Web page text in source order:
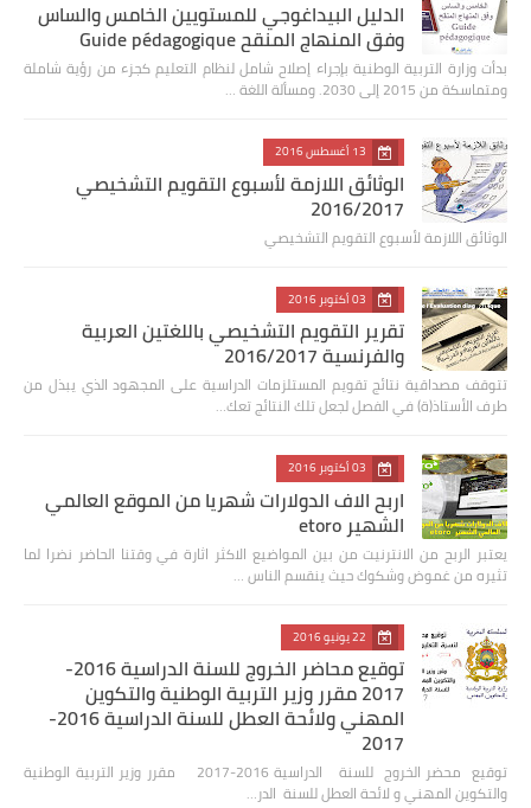
الدليل البيداغوجي للمستويين الخامس والساس
وفق المنهاج المنقح Guide pédagogique
بدأت وزارة التربية الوطنية بإجراء إصلاح شامل لنظام التعليم كجزء من رؤية شاملة
ومتماسكة من 2015 إلى 2030. ومسألة اللغة …
13 أغسطس 2016
الوثائق اللازمة لأسبوع التقويم التشخيصي
2016/2017
الوثائق اللازمة لأسبوع التقويم التشخيصي
03 أكتوبر 2016
تقرير التقويم التشخيصي باللغتين العربية
والفرنسية 2016/2017
تتوقف مصداقية نتائج تقويم المستلزمات الدراسية على المجهود الذي يبذل من
طرف الأستاذ(ة) في الفصل لجعل تلك النتائج تعك…
03 أكتوبر 2016
اربح الاف الدولارات شهريا من الموقع العالمي
الشهير etoro
يعتبر الربح من الانترنيت من بين المواضيع الاكثر اثارة في وقتنا الحاضر نضرا لما
تثيره من غموض وشكوك حيث ينقسم الناس …
22 يونيو 2016
توقيع محاضر الخروج للسنة الدراسية 2016-
2017 مقرر وزير التربية الوطنية والتكوين
المهني ولائحة العطل للسنة الدراسية 2016-
2017
توقيع محضر الخروج للسنة الدراسية 2016-2017 مقرر وزير التربية الوطنية
والتكوين المهني و لائحة العطل للسنة الدر…